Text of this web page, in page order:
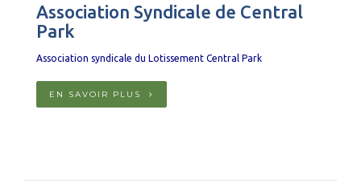
Association Syndicale de Central
Park
Association syndicale du Lotissement Central Park
EN SAVOIR PLUS